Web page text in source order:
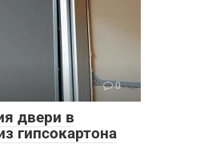
0
двери в
гипсокартона